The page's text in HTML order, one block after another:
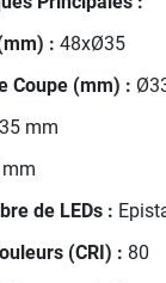
: 48xØ35
Coupe (mm) :
mm
de LEDs :
(CRI) : 80